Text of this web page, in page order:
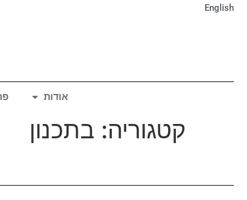
English
אודות
קטגוריה: בתכנון